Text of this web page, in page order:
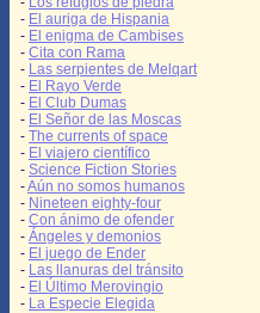
- El auriga de Hispania
- El enigma de Cambises
- Cita con Rama
- Las serpientes de Melqart
- El Rayo Verde
- El Club Dumas
- El Señor de las Moscas
- The currents of space
- El viajero científico
- Science Fiction Stories
-Aún no somos humanos
- Nineteen eighty-four
- Con ánimo de ofender
- Ángeles y demonios
- El juego de Ender
- Las llanuras del tránsito
- El Último Merovingio
- La Especie Elegida